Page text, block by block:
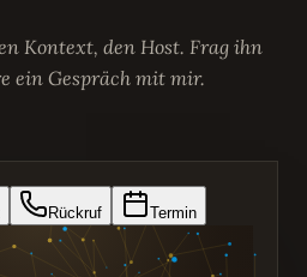
Kontext, den Host. Frag ihn
ein Gespräch mit mir.
Rückruf Termin